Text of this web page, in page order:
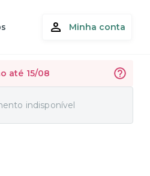
Minha conta
até 15/08
indisponível